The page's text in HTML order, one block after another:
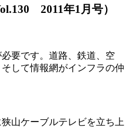
2011年1月号）
要です。道路、鉄道、空
して情報網がインフラの仲
山ケーブルテレビを立ち上